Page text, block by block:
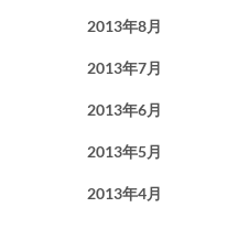
2013年8月
2013年7月
2013年6月
2013年5月
2013年4月